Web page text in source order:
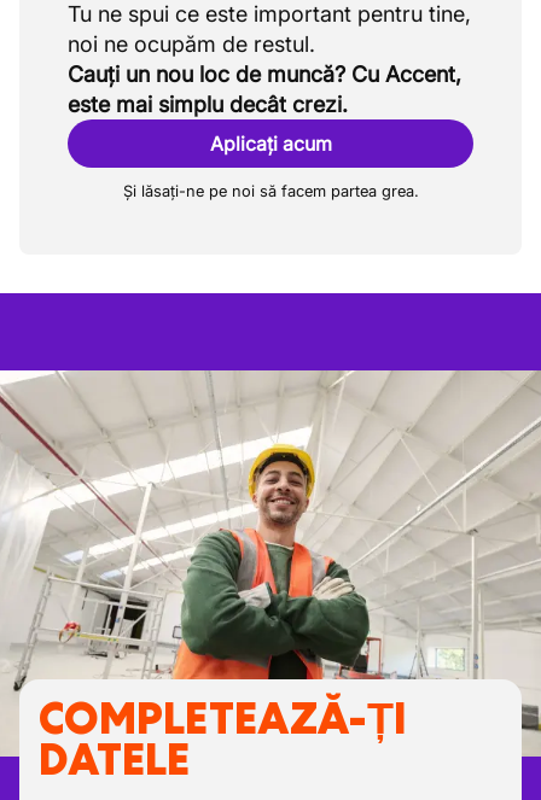
Tu ne spui ce este important pentru tine,
Cauți un nou loc de muncă? Cu Accent,
este mai simplu decât crezi.
Aplicați acum
Și lăsați-ne pe noi să facem partea grea.
COMPLETEAZĂ-ȚI
DATELE